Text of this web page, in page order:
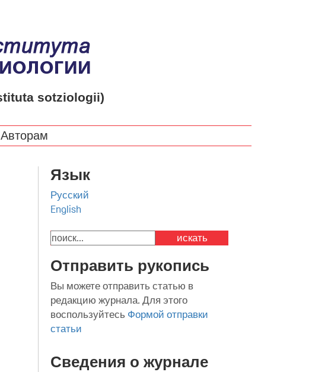
sotziologii)
Авторам
Язык
Русский
English
искать
Отправить рукопись
Вы можете отправить статью в
редакцию журнала. Для этого
воспользуйтесь Формой отправки
статьи
Сведения о журнале